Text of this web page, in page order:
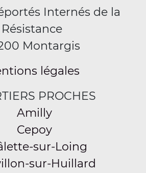
Internés de la
Résistance
Montargis
légales
PROCHES
Amilly
Cepoy
sur-Loing
sur-Huillard